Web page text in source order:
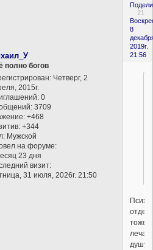
21
8
2019г.
21:56
полно богов
: Четверг, 2
2015г.
0
3709
+468
+344
Мужской
на форуме:
23 дня
визит:
31 июля, 2026г. 21:50
тоже
лечат
душу